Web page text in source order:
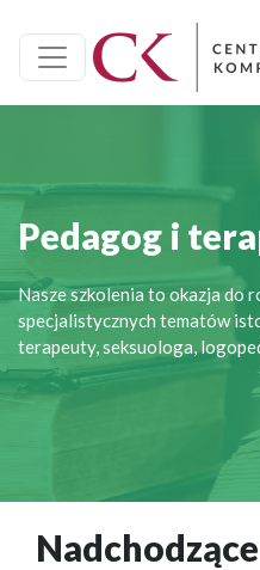
Pedagog i
Nasze szkolenia to okazja do
specjalistycznych tematów
terapeuty, seksuologa,